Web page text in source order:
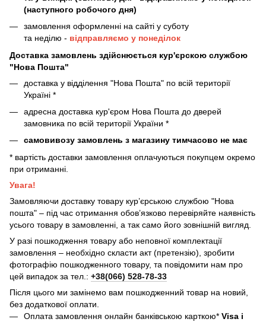
(наступного робочого дня)
замовлення оформленні на сайті у суботу
та неділю - відправляємо у понеділок
Доставка замовлень здійснюється кур'єрскою службою
"Нова Пошта"
доставка у відділення "Нова Пошта" по всій території
Україні *
адресна доставка кур'єром Нова Пошта до дверей
замовника по всій території України *
самовивозу замовлень з магазину тимчасово не має
* вартість доставки замовлення оплачуються покупцем окремо
при отриманні.
Увага!
Замовляючи доставку товару кур’єрською службою "Нова
пошта" – під час отримання обов’язково перевіряйте наявність
усього товару в замовленні, а так само його зовнішній вигляд.
У разі пошкодження товару або неповної комплектації
замовлення – необхідно скласти акт (претензію), зробити
фотографію пошкодженного товару, та повідомити нам про
цей випадок за тел.: +38(066) 528-78-33
Після цього ми замінемо вам пошкодженний товар на новий,
без додаткової оплати.
Оплата замовлення онлайн банківською карткою* Visa і